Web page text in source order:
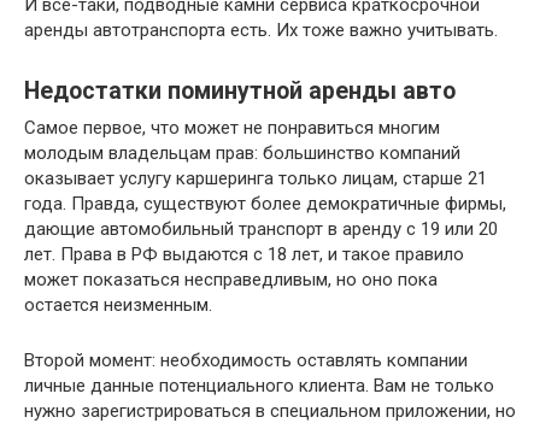
И все-таки, подводные камни сервиса краткосрочной
аренды автотранспорта есть. Их тоже важно учитывать.
Недостатки поминутной аренды авто
Самое первое, что может не понравиться многим
молодым владельцам прав: большинство компаний
оказывает услугу каршеринга только лицам, старше 21
года. Правда, существуют более демократичные фирмы,
дающие автомобильный транспорт в аренду с 19 или 20
лет. Права в РФ выдаются с 18 лет, и такое правило
может показаться несправедливым, но оно пока
остается неизменным.
Второй момент: необходимость оставлять компании
личные данные потенциального клиента. Вам не только
нужно зарегистрироваться в специальном приложении, но